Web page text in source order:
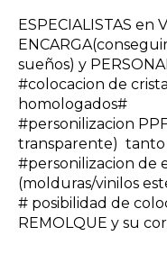
ESPECIALISTAS en
sueños) y
#colocacion de
homologados#
#personilizacion
transparente) tanto
#personilizacion de
(molduras/vinilos
# posibilidad de
REMOLQUE y su